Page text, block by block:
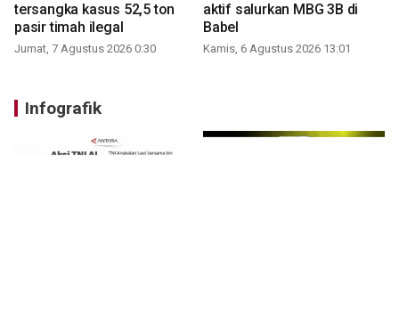
tersangka kasus 52,5 ton
pasir timah ilegal
Jumat, 7 Agustus 2026 0:30
aktif salurkan MBG 3B di
Babel
Kamis, 6 Agustus 2026 13:01
Infografik